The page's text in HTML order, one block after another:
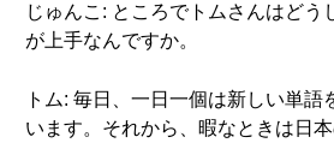
じゅんこ: ところでトムさんはどう
が上手なんですか。
トム: 毎日、一日一個は新しい単語
います。それから、暇なときは日